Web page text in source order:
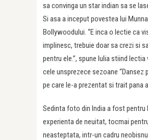
sa convinga un star indian sa se
Si asa a inceput povestea lui
Bollywoodului. “E inca o lectie ca
implinesc, trebuie doar sa crezi si
pentru ele.”, spune Iulia stiind lectia
cele unsprezece sezoane “Dansez
pe care le-a prezentat si trait pana
Sedinta foto din India a fost pentru
experienta de neuitat, tocmai
neasteptata, intr-un cadru